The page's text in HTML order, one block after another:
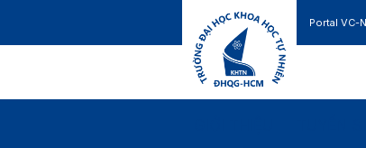
Portal VC-